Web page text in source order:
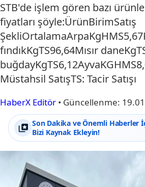
STB'de işlem gören bazı
fiyatları şöyle:ÜrünBirimSatış
fındıkKgTS96,64Mısır
Müstahsil SatışTS: Tacir Satışı
HaberX Editör • Güncellenme:
Son Dakika ve Önemli Haberler
Bizi Kaynak Ekleyin!